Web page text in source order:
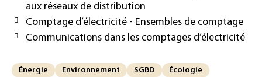
aux réseaux de distribution
Comptage d’électricité - Ensembles de comptage
Communications dans les comptages d’électricité
Énergie Environnement SGBD
Écologie